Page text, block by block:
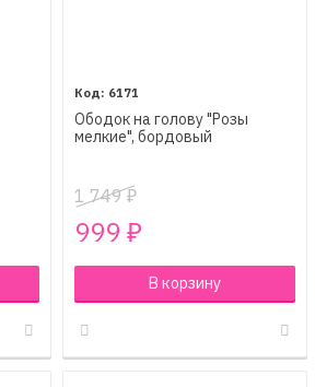
6171
Ободок на голову "Розы
мелкие", бордовый
1 749₽
999 ₽
В корзину